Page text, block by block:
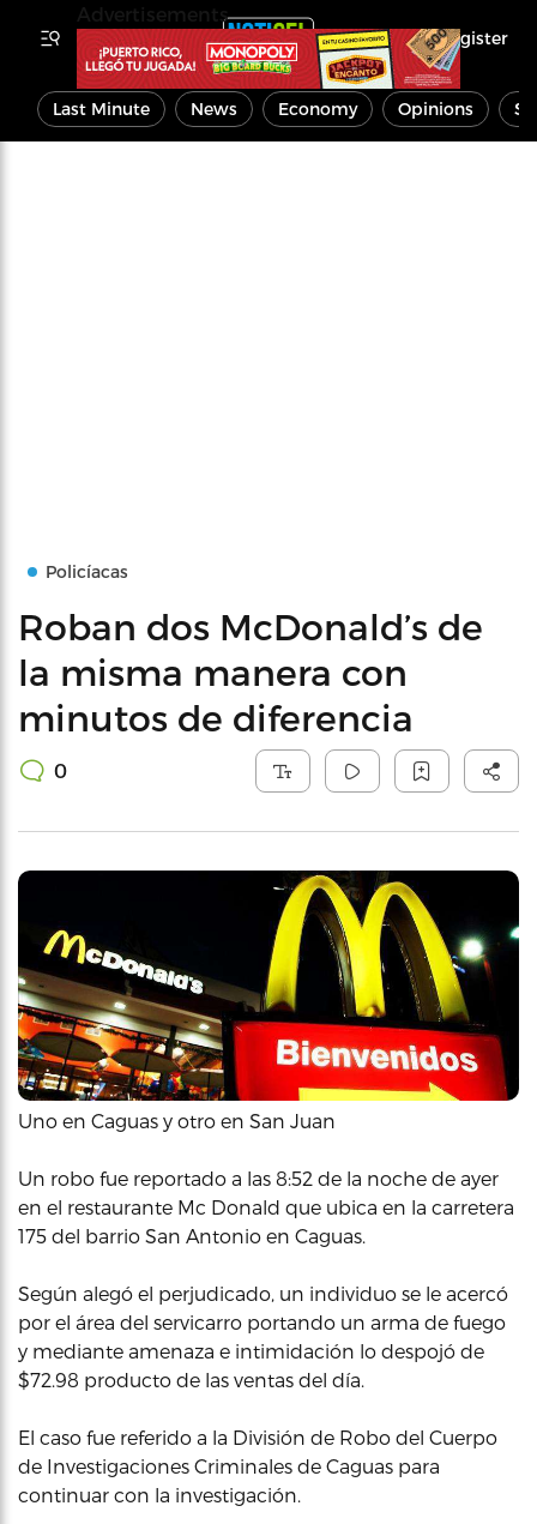
Register
Last Minute News Economy Opinions
Policíacas
Roban dos McDonald’s de
la misma manera con
minutos de diferencia
0
Uno en Caguas y otro en San Juan
Un robo fue reportado a las 8:52 de la noche de ayer
en el restaurante Mc Donald que ubica en la carretera
175 del barrio San Antonio en Caguas.
Según alegó el perjudicado, un individuo se le acercó
por el área del servicarro portando un arma de fuego
y mediante amenaza e intimidación lo despojó de
$72.98 producto de las ventas del día.
El caso fue referido a la División de Robo del Cuerpo
de Investigaciones Criminales de Caguas para
continuar con la investigación.
Advertisements